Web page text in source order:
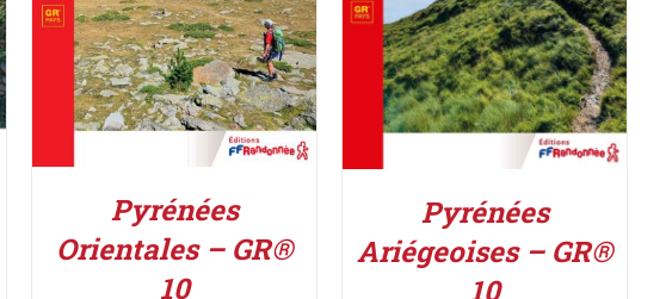
Pyrénées
Orientales – GR®
10
Pyrénées
Ariégeoises – GR®
10